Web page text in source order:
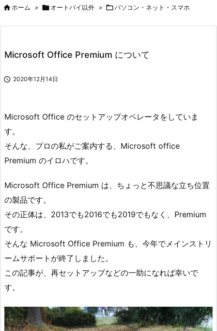
ホーム > オートバイ以外 > パソコン・ネット・スマホ
Microsoft Office Premium について
 2020年12月14日
Microsoft Office のセットアップオペレータをしていま
す。
そんな、プロの私がご案内する、Microsoft office
Premium のイロハです。
Microsoft Office Premium は、ちょっと不思議な立ち位置
の製品です。
その正体は、2013でも2016でも2019でもなく、Premium
です。
そんな Microsoft Office Premium も、今年でメインストリ
ームサポートが終了しました。
この記事が、再セットアップなどの一助になれば幸いで
す。